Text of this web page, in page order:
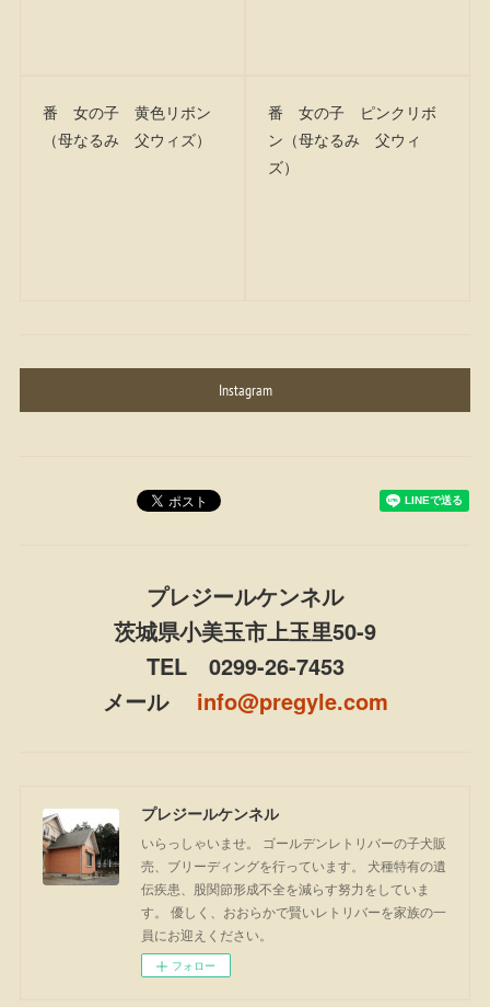
番 女の子 黄色リボン
（母なるみ 父ウィズ）
番 女の子 ピンクリボ
ン（母なるみ 父ウィ
ズ）
Instagram
プレジールケンネル
茨城県小美玉市上玉里50-9
TEL 0299-26-7453
メール info@pregyle.com
プレジールケンネル
いらっしゃいませ。 ゴールデンレトリバーの子犬販
売、ブリーディングを行っています。 犬種特有の遺
伝疾患、股関節形成不全を減らす努力をしていま
す。 優しく、おおらかで賢いレトリバーを家族の一
員にお迎えください。
フォロー